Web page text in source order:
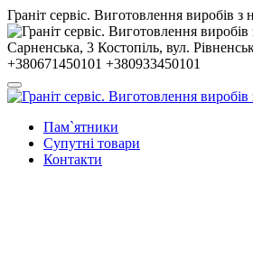
Гранiт сервiс. Виготовлення виробів з
Сарненська, 3 Костопiль, вул.
+380671450101 +380933450101
Пам`ятники
Супутні товари
Контакти